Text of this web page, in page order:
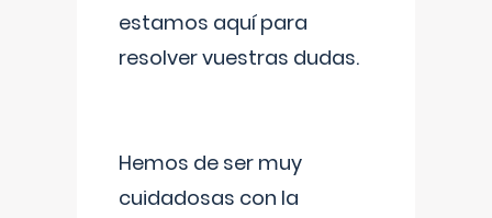
estamos aquí para
resolver vuestras dudas.
Hemos de ser muy
cuidadosas con la